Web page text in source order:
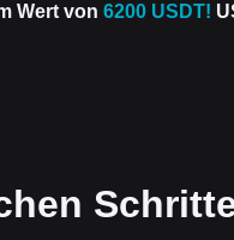
Wert von 6200 USDT!